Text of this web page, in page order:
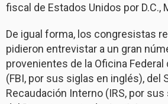
fiscal de Estados Unidos por D.C.,
De igual forma, los congresistas
pidieron entrevistar a un gran
provenientes de la Oficina
(FBI, por sus siglas en inglés), del
Recaudación Interno (IRS, por